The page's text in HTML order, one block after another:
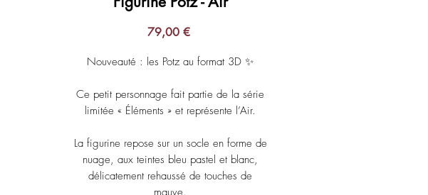
79,00 €Prix
Nouveauté : les Potz au format 3D ✨
Ce petit personnage fait partie de la série
limitée « Éléments » et représente l’Air.
La figurine repose sur un socle en forme de
nuage, aux teintes bleu pastel et blanc,
délicatement rehaussé de touches de
mauve.